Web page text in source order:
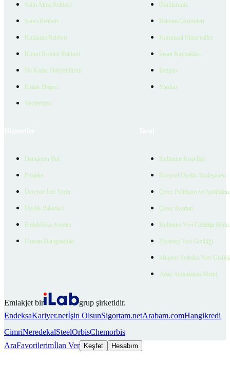
Satın Alma Rehberi
Satıcı Rehberi
Kiralama Rehberi
Konut Kredisi Rehberi
Ne Kadar Ödeyebilirim
Emlak Değeri
Verilerimiz
Ödüllerimiz
Reklam Çözümleri
Kurumsal Materyaller
İnsan Kaynakları
İletişim
Yardım
Danışman Bul
Projeler
Ücretsiz İlan Verin
Üyelik Paketleri
EmlakZeka Asistan
Uzman Danışmanlar
Kullanım Koşulları
Bireysel Üyelik Sözleşmesi
Çerez Politikası ve
Çerez Ayarları
Kullanıcı Veri Gizliliği
Ziyaretçi Veri Gizliliği
Müşteri Yetkilisi Veri
Aday Aydınlatma Metni
Emlakjet bir
grup şirketidir.
EndeksaKariyer.netİşin OlsunSigortam.netArabam.comHangikredi
CimriNeredekalSteelOrbisChemorbis
AraFavorilerimİlan Ver Keşfet Hesabım